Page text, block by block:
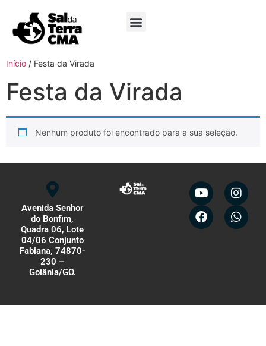
Início / Festa da Virada
Festa da Virada
Nenhum produto foi encontrado para a sua seleção.
Avenida Senhor
do Bonfim,
Quadra 06, Lote
04/06 Conjunto
Fabiana, 74870-
230 –
Goiânia/GO.